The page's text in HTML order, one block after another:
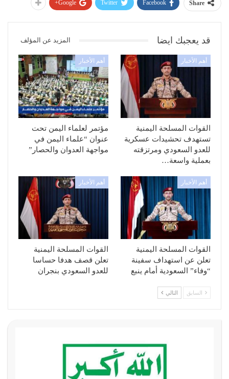
Share
Facebook
Twitter
Google+
قد يعجبك ايضا المزيد عن المؤلف
أهم الأخبار
القوات المسلحة اليمنية
تستهدف تحشيدات عسكرية
للعدو السعودي ومرتزقته
بعملية واسعة…
أهم الأخبار
مؤتمر لعلماء اليمن تحت
عنوان “علماء اليمن في
مواجهة العدوان والحصار”
أهم الأخبار
القوات المسلحة اليمنية
تعلن عن استهداف سفينة
“وفاء” السعودية أمام ينبع
أهم الأخبار
القوات المسلحة اليمنية
تعلن قصف هدفا حساسا
للعدو السعودي بنجران
السابق التالي